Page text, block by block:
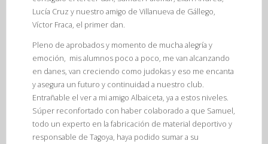
Lucía Cruz y nuestro amigo de Villanueva de Gállego,
Víctor Fraca, el primer dan.
Pleno de aprobados y momento de mucha alegría y
emoción, mis alumnos poco a poco, me van alcanzando
en danes, van creciendo como judokas y eso me encanta
y asegura un futuro y continuidad a nuestro club.
Entrañable el ver a mi amigo Albaiceta, ya a estos niveles.
Súper reconfortado con haber colaborado a que Samuel,
todo un experto en la fabricación de material deportivo y
responsable de Tagoya, haya podido sumar a su